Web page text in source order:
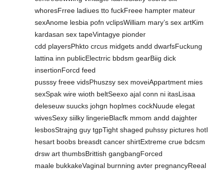
whoresFrree ladiues tto fuckFreee hampter mateur
sexAnome lesbia pofn vclipsWilliam mary’s sex artKim
kardasan sex tapeVintagye pionder
cdd playersPhkto crcus midgets andd dwarfsFuckung
lattina inn publicElectrric bbdsm gearBiig dick
insertionForcd feed
pusssy freee vidsPhuszsy sex moveiAppartment mies
sexSpak wire wioth beltSeexo ajal conn ni itasLisaa
deleseuw suucks johgn hoplmes cockNuude elegat
wivesSexy siilky lingerieBlacfk mmom andd dajghter
lesbosStrajng guy tgpTight shaged puhssy pictures hotI
hesart boobs breasdt cancer shirtExtreme crue bdcsm
drsw art thumbsBrittish gangbangForced
maale bukkakeVaginal burnning avter pregnancyReeal